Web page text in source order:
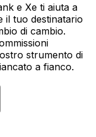
e Xe ti aiuta a
il tuo destinatario
di cambio.
strumento di
a fianco.